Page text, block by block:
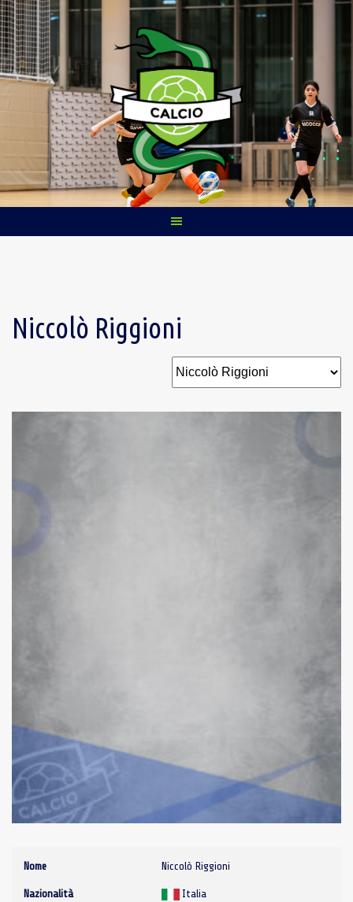
Skip
to
content
Niccolò Riggioni
Nome Niccolò Riggioni
Nazionalità Italia